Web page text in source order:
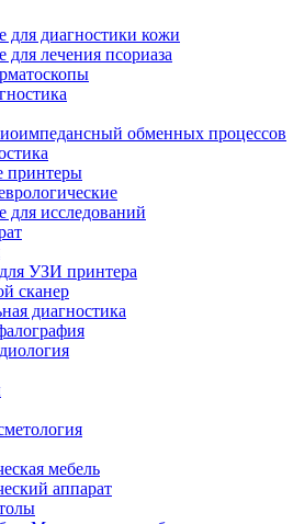
для диагностики кожи
для лечения псориаза
обменных процессов
принтеры
для исследований
УЗИ принтера
сканер
диагностика
мебель
аппарат